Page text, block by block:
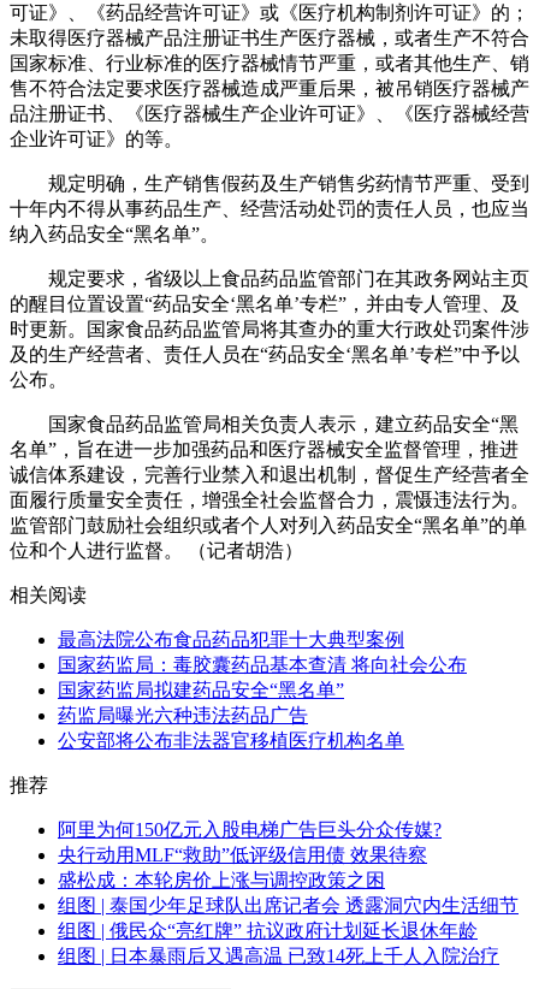
可证》、《药品经营许可证》或《医疗机构制剂许可证》的；
未取得医疗器械产品注册证书生产医疗器械，或者生产不符合
国家标准、行业标准的医疗器械情节严重，或者其他生产、销
售不符合法定要求医疗器械造成严重后果，被吊销医疗器械产
品注册证书、《医疗器械生产企业许可证》、《医疗器械经营
企业许可证》的等。
规定明确，生产销售假药及生产销售劣药情节严重、受到
十年内不得从事药品生产、经营活动处罚的责任人员，也应当
纳入药品安全“黑名单”。
规定要求，省级以上食品药品监管部门在其政务网站主页
的醒目位置设置“药品安全‘黑名单’专栏”，并由专人管理、及
时更新。国家食品药品监管局将其查办的重大行政处罚案件涉
及的生产经营者、责任人员在“药品安全‘黑名单’专栏”中予以
公布。
国家食品药品监管局相关负责人表示，建立药品安全“黑
名单”，旨在进一步加强药品和医疗器械安全监督管理，推进
诚信体系建设，完善行业禁入和退出机制，督促生产经营者全
面履行质量安全责任，增强全社会监督合力，震慑违法行为。
监管部门鼓励社会组织或者个人对列入药品安全“黑名单”的单
位和个人进行监督。 （记者胡浩）
相关阅读
最高法院公布食品药品犯罪十大典型案例
国家药监局：毒胶囊药品基本查清 将向社会公布
国家药监局拟建药品安全“黑名单”
药监局曝光六种违法药品广告
公安部将公布非法器官移植医疗机构名单
推荐
阿里为何150亿元入股电梯广告巨头分众传媒?
央行动用MLF“救助”低评级信用债 效果待察
盛松成：本轮房价上涨与调控政策之困
组图 | 泰国少年足球队出席记者会 透露洞穴内生活细节
组图 | 俄民众“亮红牌” 抗议政府计划延长退休年龄
组图 | 日本暴雨后又遇高温 已致14死上千人入院治疗